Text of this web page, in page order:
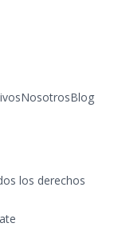
NosotrosBlog
los derechos